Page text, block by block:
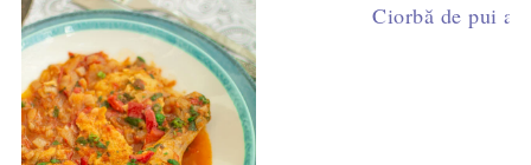
Ciorbă de pui a